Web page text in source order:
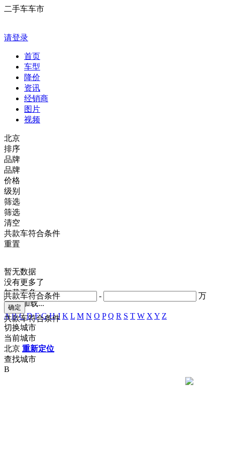
二手车车市
请登录
首页
车型
降价
资讯
经销商
图片
视频
北京
排序
品牌
品牌
价格
- 万
共款车符合条件
级别
共款车符合条件
筛选
筛选
清空
共款车符合条件
重置
暂无数据
没有更多了
加载更多
正在加载...
A B C D F G H J K L M N O P Q R S T W X Y Z
切换城市
当前城市
北京 重新定位
查找城市
B